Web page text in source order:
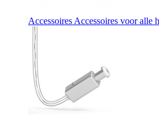
AccessoiresAccessoires voor alle